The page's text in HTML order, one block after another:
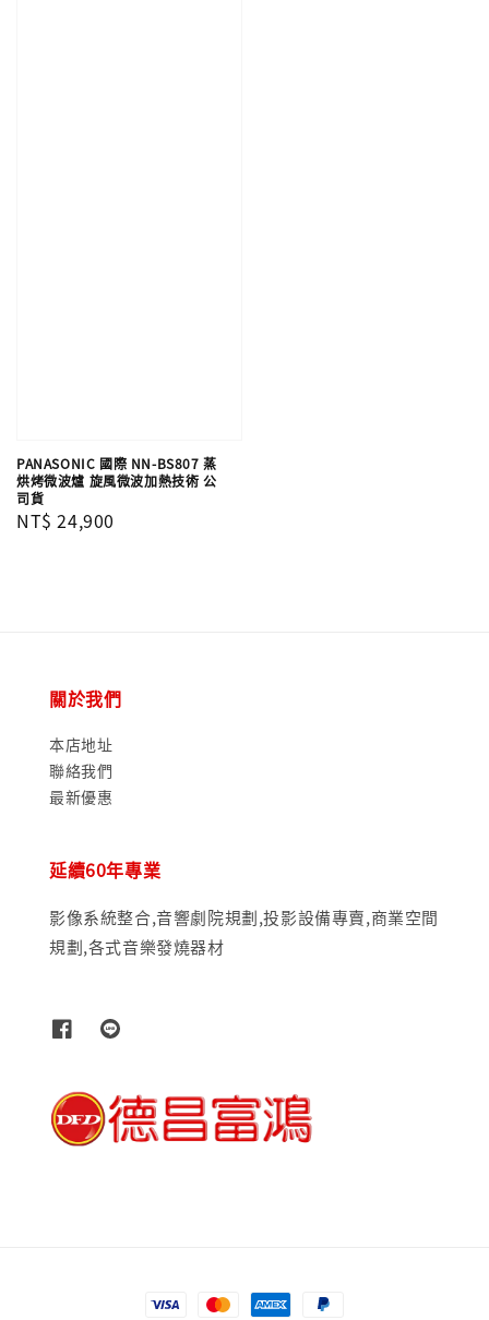
PANASONIC 國際 NN-BS807 蒸
烘烤微波爐 旋風微波加熱技術 公
司貨
Regular
NT$ 24,900
關於我們
本店地址
聯絡我們
最新優惠
延續60年專業
影像系統整合,音響劇院規劃,投影設備專賣,商業空間
規劃,各式音樂發燒器材